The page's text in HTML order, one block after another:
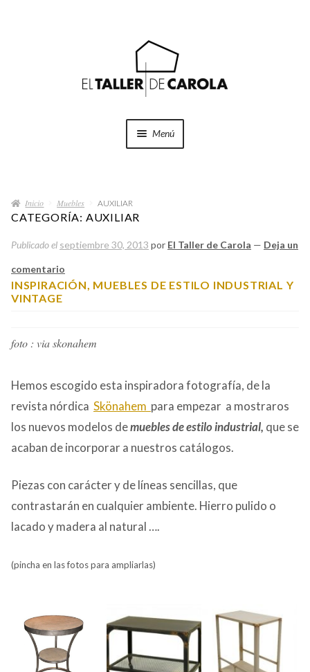
Menú
PROYECTOS
QUÉ HACEMOS
QUIÉNES SOMOS
Inicio Muebles AUXILIAR
CATEGORÍA: AUXILIAR
Publicado el septiembre 30, 2013 por El Taller de Carola — Deja un
comentario
INSPIRACIÓN, MUEBLES DE ESTILO INDUSTRIAL Y
VINTAGE
foto : via skonahem
Hemos escogido esta inspiradora fotografía, de la
revista nórdica Skönahem para empezar a mostraros
los nuevos modelos demuebles de estiloindustrial, que se
acaban de incorporar a nuestros catálogos.
Piezas con carácter y de líneas sencillas, que
contrastarán en cualquier ambiente. Hierro pulido o
lacado y madera al natural ….
(pincha en las fotos para ampliarlas)